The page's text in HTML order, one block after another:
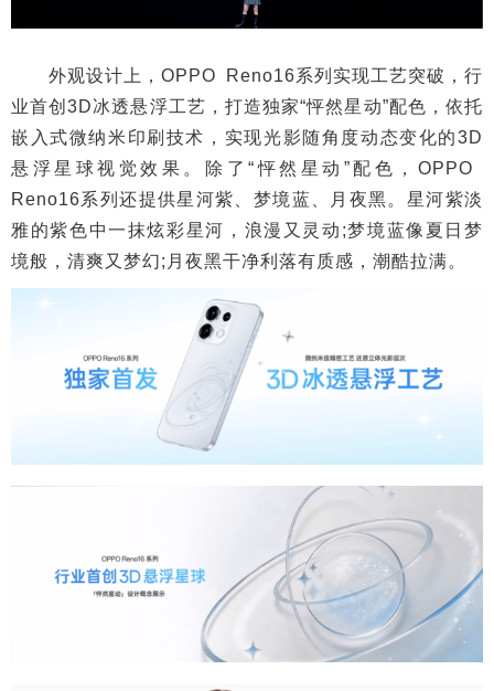
外观设计上，OPPO Reno16系列实现工艺突破，行
业首创3D冰透悬浮工艺，打造独家“怦然星动”配色，依托
嵌入式微纳米印刷技术，实现光影随角度动态变化的3D
悬浮星球视觉效果。除了“怦然星动”配色，OPPO
Reno16系列还提供星河紫、梦境蓝、月夜黑。星河紫淡
雅的紫色中一抹炫彩星河，浪漫又灵动;梦境蓝像夏日梦
境般，清爽又梦幻;月夜黑干净利落有质感，潮酷拉满。